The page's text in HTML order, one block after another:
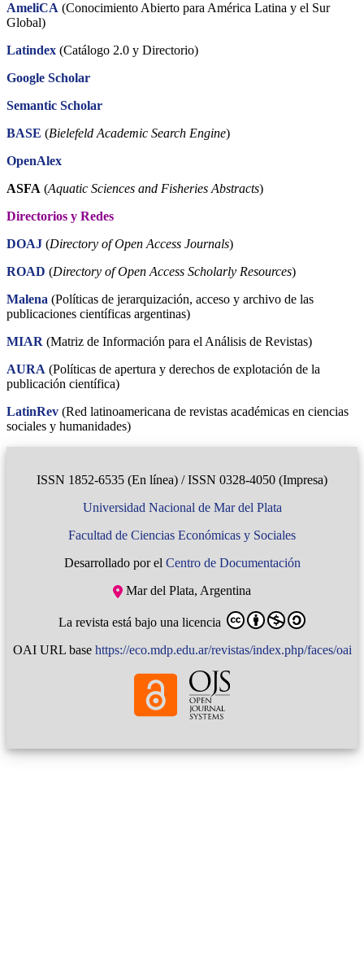
AmeliCA (Conocimiento Abierto para América Latina y el Sur
Global)
Latindex (Catálogo 2.0 y Directorio)
Google Scholar
Semantic Scholar
BASE (Bielefeld Academic Search Engine)
OpenAlex
ASFA (Aquatic Sciences and Fisheries Abstracts)
Directorios y Redes
DOAJ (Directory of Open Access Journals)
ROAD (Directory of Open Access Scholarly Resources)
Malena (Políticas de jerarquización, acceso y archivo de las
publicaciones científicas argentinas)
MIAR (Matriz de Información para el Análisis de Revistas)
AURA (Políticas de apertura y derechos de explotación de la
publicación científica)
LatinRev (Red latinoamericana de revistas académicas en ciencias
sociales y humanidades)
ISSN 1852-6535 (En línea) / ISSN 0328-4050 (Impresa)
Universidad Nacional de Mar del Plata
Facultad de Ciencias Económicas y Sociales
Desarrollado por el Centro de Documentación
Mar del Plata, Argentina
La revista está bajo una licencia
OAI URL base https://eco.mdp.edu.ar/revistas/index.php/faces/oai